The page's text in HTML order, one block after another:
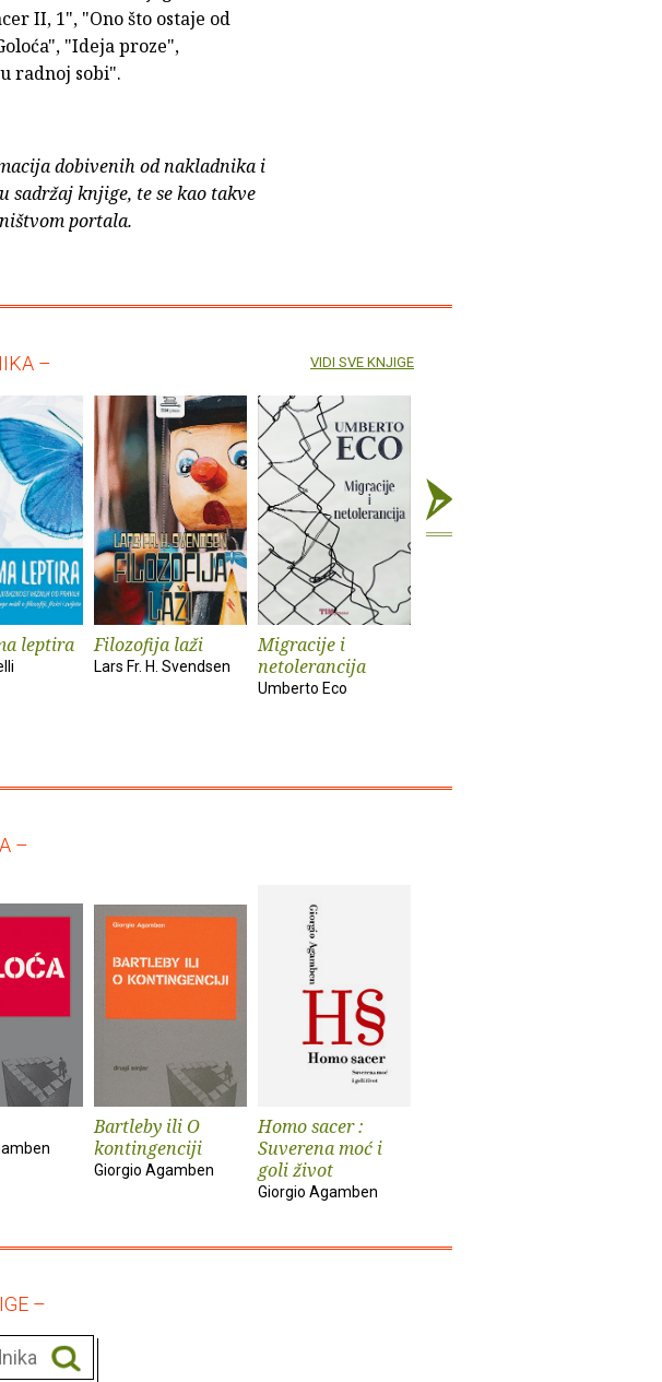
II, 1", "Ono što ostaje od
"Ideja proze",
radnoj sobi".
dobivenih od nakladnika i
sadržaj knjige, te se kao takve
portala.
–
leptira Filozofija laži
Lars Fr. H. Svendsen
Migracije i
netolerancija
Umberto Eco
VIDI SVE KNJIGE
–
Bartleby ili O
kontingenciji
Giorgio Agamben
Homo sacer :
Suverena moć i
goli život
Giorgio Agamben
–